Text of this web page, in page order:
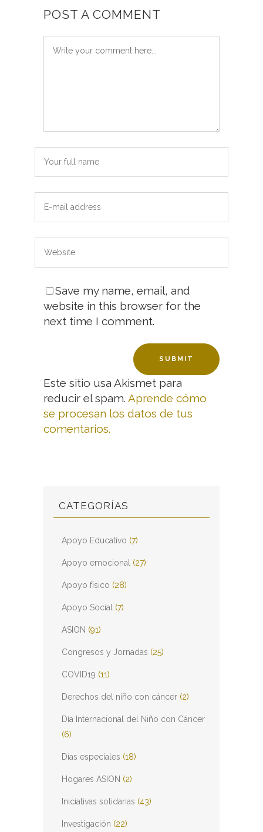
POST A COMMENT
Save my name, email, and
website in this browser for the
next time I comment.
Este sitio usa Akismet para
reducir el spam. Aprende cómo
se procesan los datos de tus
comentarios.
CATEGORÍAS
Apoyo Educativo (7)
Apoyo emocional (27)
Apoyo físico (28)
Apoyo Social (7)
ASION (91)
Congresos y Jornadas (25)
COVID19 (11)
Derechos del niño con cáncer (2)
Día Internacional del Niño con Cáncer
(6)
Días especiales (18)
Hogares ASION (2)
Iniciativas solidarias (43)
Investigación (22)